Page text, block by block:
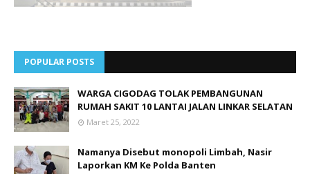
POPULAR POSTS
WARGA CIGODAG TOLAK PEMBANGUNAN
RUMAH SAKIT 10 LANTAI JALAN LINKAR SELATAN
Maret 25, 2022
Namanya Disebut monopoli Limbah, Nasir
Laporkan KM Ke Polda Banten